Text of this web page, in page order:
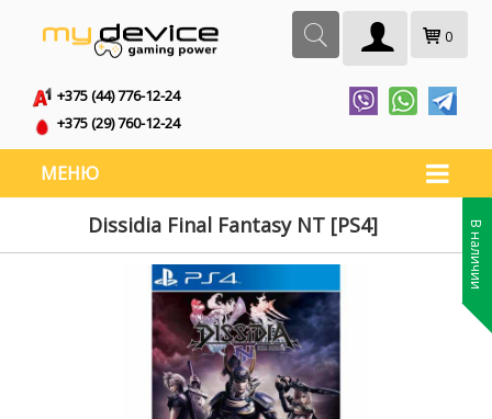
0
+375 (44) 776-12-24
+375 (29) 760-12-24
МЕНЮ
Dissidia Final Fantasy NT [PS4] В наличии